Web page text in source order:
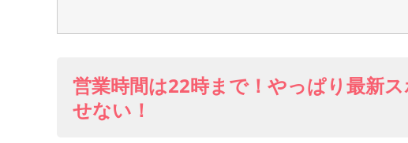
営業時間は22時まで！やっぱり最新
せない！